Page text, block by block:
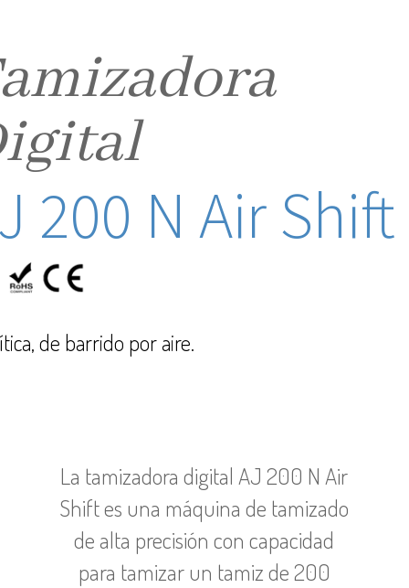
200 N Air Shift
de barrido por aire.
La tamizadora digital AJ 200 N Air
Shift es una máquina de tamizado
de alta precisión con capacidad
para tamizar un tamiz de 200